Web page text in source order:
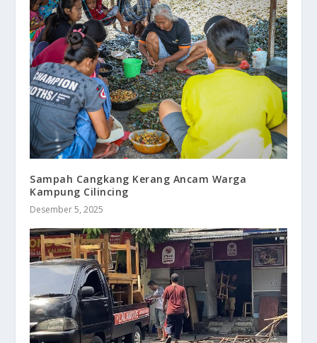
Sampah Cangkang Kerang Ancam Warga
Kampung Cilincing
Desember 5, 2025